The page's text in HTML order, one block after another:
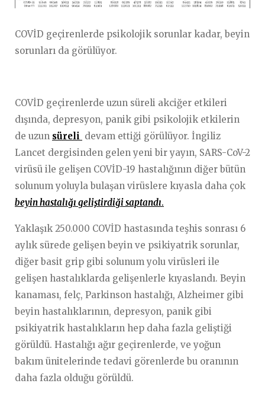
COVİD geçirenlerde psikolojik sorunlar kadar, beyin
sorunları da görülüyor.
COVİD geçirenlerde uzun süreli akciğer etkileri
dışında, depresyon, panik gibi psikolojik etkilerin
de uzun süreli devam ettiği görülüyor. İngiliz
Lancet dergisinden gelen yeni bir yayın, SARS-CoV-2
virüsü ile gelişen COVİD-19 hastalığının diğer bütün
solunum yoluyla bulaşan virüslere kıyasla daha çok
beyin hastalığı geliştirdiği saptandı.
Yaklaşık 250.000 COVİD hastasında teşhis sonrası 6
aylık sürede gelişen beyin ve psikiyatrik sorunlar,
diğer basit grip gibi solunum yolu virüsleri ile
gelişen hastalıklarda gelişenlerle kıyaslandı. Beyin
kanaması, felç, Parkinson hastalığı, Alzheimer gibi
beyin hastalıklarının, depresyon, panik gibi
psikiyatrik hastalıkların hep daha fazla geliştiği
görüldü. Hastalığı ağır geçirenlerde, ve yoğun
bakım ünitelerinde tedavi görenlerde bu oranının
daha fazla olduğu görüldü.